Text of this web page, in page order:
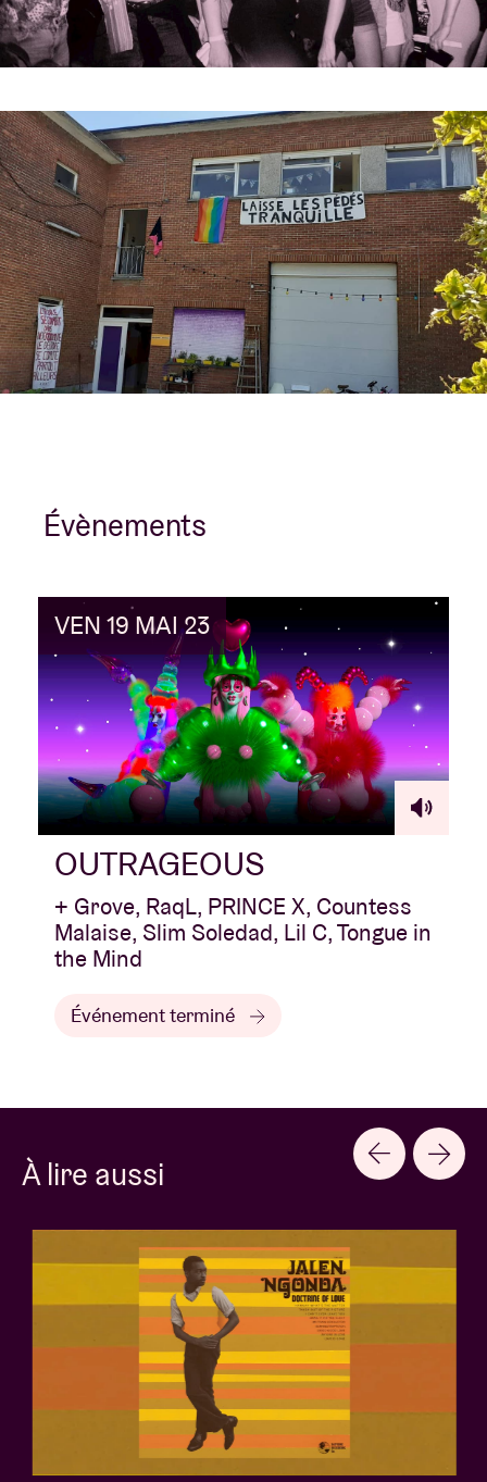
Évènements
VEN 19 MAI 23
OUTRAGEOUS
+ Grove, RaqL, PRINCE X, Countess
Malaise, Slim Soledad, Lil C, Tongue in
the Mind
Événement terminé
À lire aussi